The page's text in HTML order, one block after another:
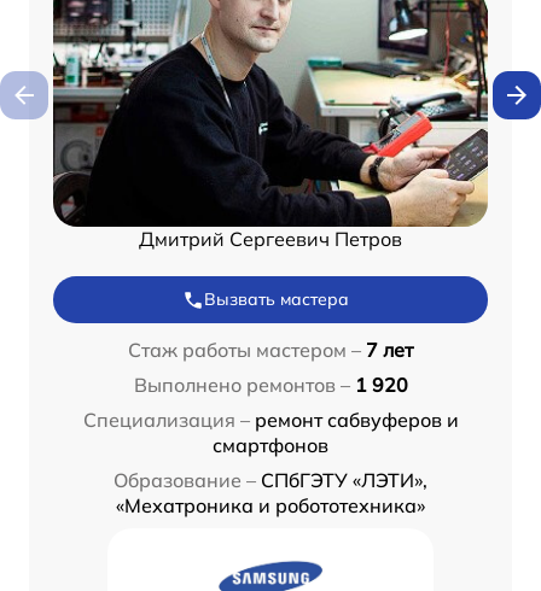
Дмитрий Сергеевич Петров
Вызвать мастера
Стаж работы мастером – 7 лет
Выполнено ремонтов – 1 920
Специализация – ремонт сабвуферов и
смартфонов
Образование – СПбГЭТУ «ЛЭТИ»,
«Мехатроника и робототехника»